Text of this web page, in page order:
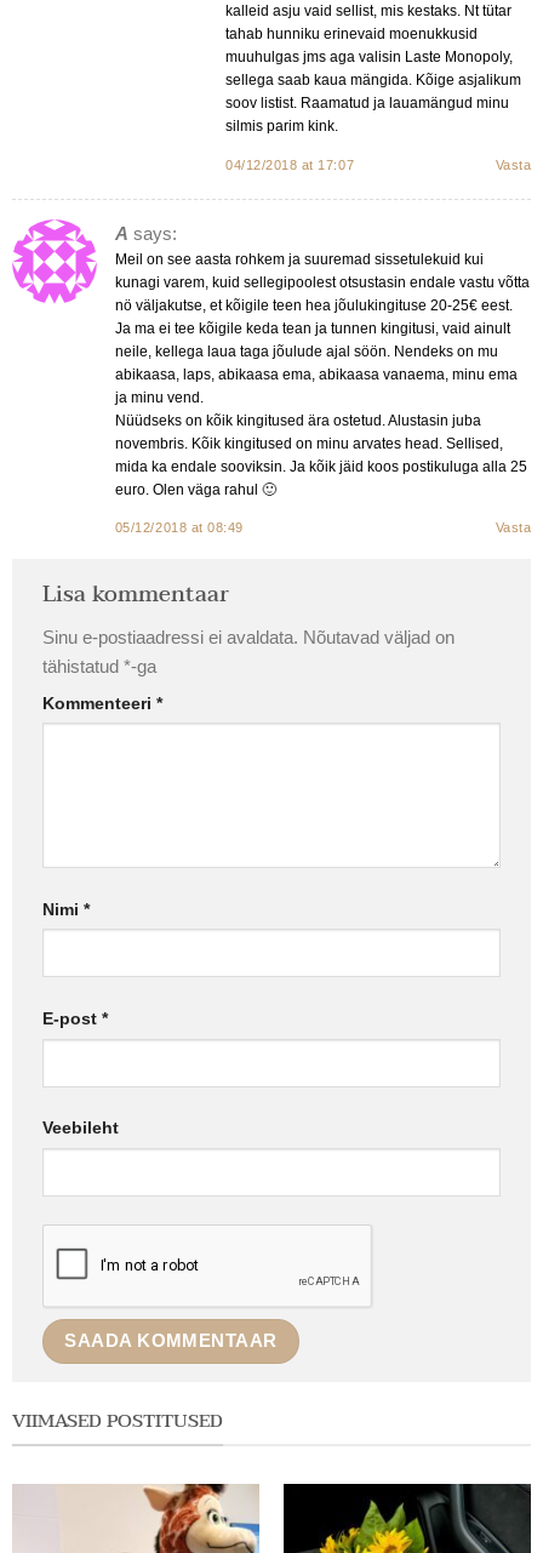
kalleid asju vaid sellist, mis kestaks. Nt tütar
tahab hunniku erinevaid moenukkusid
muuhulgas jms aga valisin Laste Monopoly,
sellega saab kaua mängida. Kõige asjalikum
soov listist. Raamatud ja lauamängud minu
silmis parim kink.
04/12/2018 at 17:07 Vasta
A says:
Meil on see aasta rohkem ja suuremad sissetulekuid kui
kunagi varem, kuid sellegipoolest otsustasin endale vastu võtta
nö väljakutse, et kõigile teen hea jõulukingituse 20-25€ eest.
Ja ma ei tee kõigile keda tean ja tunnen kingitusi, vaid ainult
neile, kellega laua taga jõulude ajal söön. Nendeks on mu
abikaasa, laps, abikaasa ema, abikaasa vanaema, minu ema
ja minu vend.
Nüüdseks on kõik kingitused ära ostetud. Alustasin juba
novembris. Kõik kingitused on minu arvates head. Sellised,
mida ka endale sooviksin. Ja kõik jäid koos postikuluga alla 25
euro. Olen väga rahul 🙂
05/12/2018 at 08:49 Vasta
Lisa kommentaar
Sinu e-postiaadressi ei avaldata. Nõutavad väljad on
tähistatud *-ga
Kommenteeri *
Nimi *
E-post *
Veebileht
VIIMASED POSTITUSED